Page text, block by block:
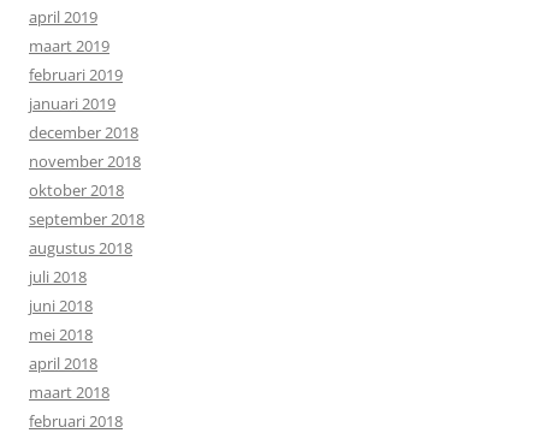
april 2019
maart 2019
februari 2019
januari 2019
december 2018
november 2018
oktober 2018
september 2018
augustus 2018
juli 2018
juni 2018
mei 2018
april 2018
maart 2018
februari 2018